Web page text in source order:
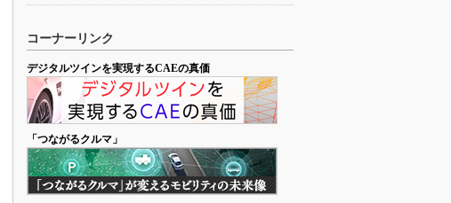
コーナーリンク
デジタルツインを実現するCAEの真価
「つながるクルマ」